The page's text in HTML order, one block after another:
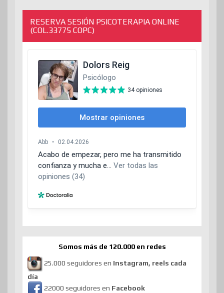
RESERVA SESIÓN PSICOTERAPIA ONLINE
(COL.33775 COPC)
Somos más de 120.000 en redes
25.000 seguidores en Instagram, reels cada
día
22000 seguidores en Facebook